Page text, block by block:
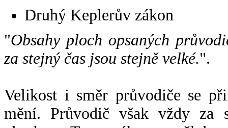
Druhý Keplerův zákon
"Obsahy ploch opsaných
za stejný čas jsou stejně velké.".
Velikost i směr průvodiče se
mění. Průvodič však vždy za